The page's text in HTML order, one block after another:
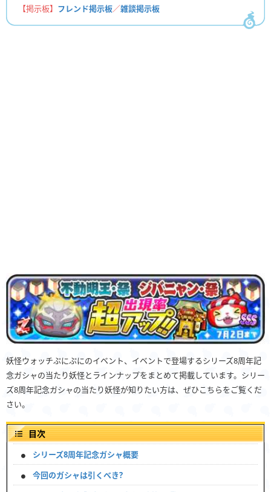
【掲示板】 フレンド掲示板／雑談掲示板
妖怪ウォッチぷにぷにのイベント、イベントで登場するシリーズ8周年記
念ガシャの当たり妖怪とラインナップをまとめて掲載しています。シリー
ズ8周年記念ガシャの当たり妖怪が知りたい方は、ぜひこちらをご覧くだ
さい。
目次
シリーズ8周年記念ガシャ概要
今回のガシャは引くべき?